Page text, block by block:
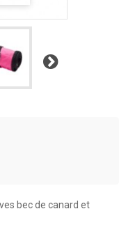
Suivant
bec de canard et